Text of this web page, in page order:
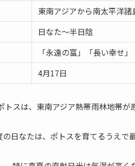
東南アジアから南太平洋諸
日なた～半日陰
「永遠の富」「長い幸せ
4月17日
トスは、東南アジア熱帯雨林地帯
日なたは、ポトスを育てるうえで